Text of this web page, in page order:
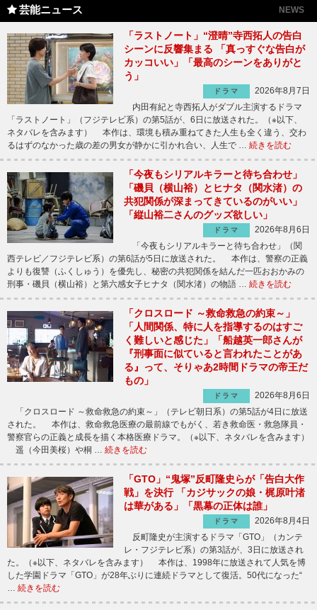
芸能ニュース NEWS
「ラストノート」“澄晴”寺西拓人の告白
シーンに反響集まる 「真っすぐな告白が
カッコいい」「最高のシーンをありがと
う」
ドラマ
2026年8月7日
内田有紀と寺西拓人がダブル主演するドラマ
「ラストノート」（フジテレビ系）の第5話が、6日に放送された。（※以下、
ネタバレを含みます） 本作は、環境も積み重ねてきた人生も全く違う、交わ
るはずのなかった歳の差の男女が静かに引かれ合い、人生で … 続きを読む
「今夜もシリアルキラーと待ち合わせ」
「磯貝（横山裕）とヒナタ（関水渚）の
共犯関係が深まってきているのがいい」
「縦山裕二さんのグッズ欲しい」
ドラマ
2026年8月6日
「今夜もシリアルキラーと待ち合わせ」（関
西テレビ／フジテレビ系）の第6話が5日に放送された。 本作は、警察の正義
よりも復讐（ふくしゅう）を優先し、秘密の共犯関係を結んだ一匹おおかみの
刑事・磯貝（横山裕）と第六感女子ヒナタ（関水渚）の物語 … 続きを読む
「クロスロード ～救命救急の約束～」
「人間関係、特に人を指導するのはすご
く難しいと感じた」「船越英一郎さんが
『刑事面に似ていると言われたことがあ
る』って、そりゃあ2時間ドラマの帝王だ
もの」
ドラマ
2026年8月6日
「クロスロード ～救命救急の約束～」（テレビ朝日系）の第5話が4日に放送
された。 本作は、救命救急医療の最前線でもがく、若き救命医・救急隊員・
警察官らの正義と成長を描く本格医療ドラマ。（※以下、ネタバレを含みます）
遥（今田美桜）や桐 … 続きを読む
「GTO」“鬼塚”反町隆史らが「告白大作
戦」を決行 「カジサックの娘・梶原叶渚
は華がある」「黒幕の正体は誰」
ドラマ
2026年8月4日
反町隆史が主演するドラマ「GTO」（カンテ
レ・フジテレビ系）の第3話が、3日に放送され
た。（※以下、ネタバレを含みます） 本作は、1998年に放送されて人気を博
した学園ドラマ「GTO」が28年ぶりに連続ドラマとして復活。50代になった“
続きを読む